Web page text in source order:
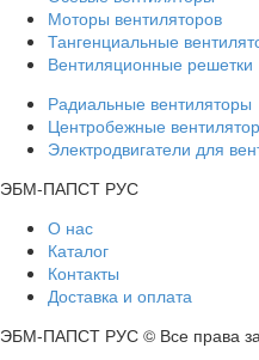
Моторы вентиляторов
Тангенциальные
Вентиляционные решетки
Радиальные вентиляторы
Центробежные
Электродвигатели для
ЭБМ-ПАПСТ РУС
О нас
Каталог
Контакты
Доставка и оплата
ЭБМ-ПАПСТ РУС © Все